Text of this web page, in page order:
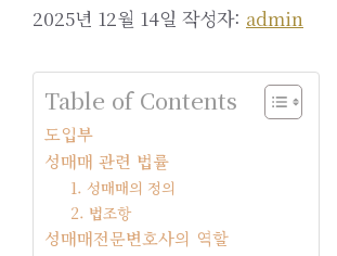
2025년 12월 14일 작성자: admin
Table of Contents
도입부
성매매 관련 법률
1. 성매매의 정의
2. 법조항
성매매전문변호사의 역할